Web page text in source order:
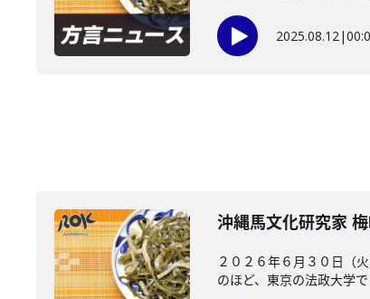
2025.08.12|
沖縄馬文化研究家
２０２６年６月３０日（
のほど、東京の法政大学